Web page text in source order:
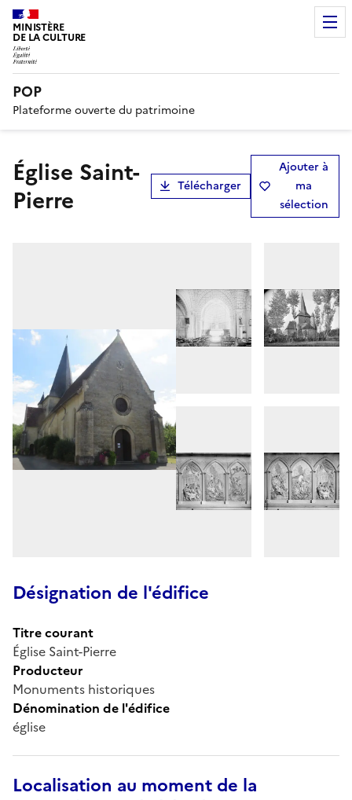
MINISTÈRE
DE LA CULTURE
POP
Plateforme ouverte du patrimoine
Église Saint-
Pierre
Télécharger
Ajouter à
ma
sélection
Désignation de l'édifice
Titre courant
Église Saint-Pierre
Producteur
Monuments historiques
Dénomination de l'édifice
église
Localisation au moment de la